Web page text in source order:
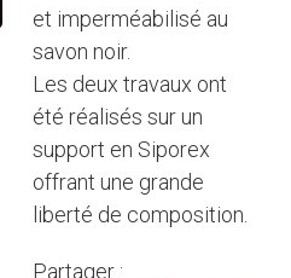
et imperméabilisé au
savon noir.
Les deux travaux ont
été réalisés sur un
support en Siporex
offrant une grande
liberté de composition.
Partager :